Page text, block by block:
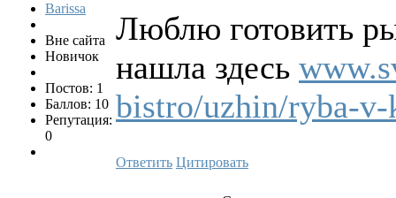
Barissa
Вне сайта
Новичок
Постов: 1
Баллов: 10
Репутация:
0
Люблю готовить
нашла здесь
bistro/uzhin/ryba-
Ответить Цитировать